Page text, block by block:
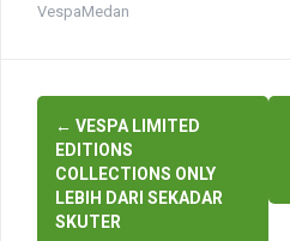
VespaMedan
Post
navigation
← VESPA LIMITED
EDITIONS
COLLECTIONS ONLY
LEBIH DARI SEKADAR
SKUTER